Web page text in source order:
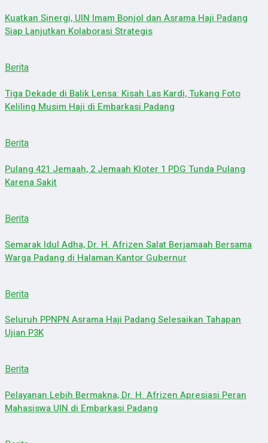
Kuatkan Sinergi, UIN Imam Bonjol dan Asrama Haji Padang
Siap Lanjutkan Kolaborasi Strategis
Berita
Tiga Dekade di Balik Lensa: Kisah Las Kardi, Tukang Foto
Keliling Musim Haji di Embarkasi Padang
Berita
Pulang 421 Jemaah, 2 Jemaah Kloter 1 PDG Tunda Pulang
Karena Sakit
Berita
Semarak Idul Adha, Dr. H. Afrizen Salat Berjamaah Bersama
Warga Padang di Halaman Kantor Gubernur
Berita
Seluruh PPNPN Asrama Haji Padang Selesaikan Tahapan
Ujian P3K
Berita
Pelayanan Lebih Bermakna, Dr. H. Afrizen Apresiasi Peran
Mahasiswa UIN di Embarkasi Padang